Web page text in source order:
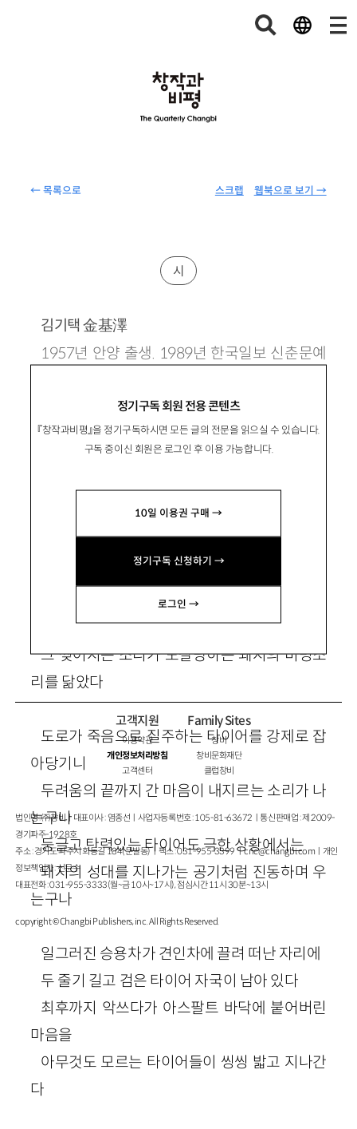
← 목록으로 웹북으로 보기 →
스크랩
정기구독 회원 전용 콘텐츠
『창작과비평』을 정기구독하시면 모든 글의 전문을 읽으실 수 있습니다.
구독 중이신 회원은 로그인 후 이용 가능합니다.
10일 이용권 구매 →
정기구독 신청하기 →
로그인 →
시
김기택 金基澤
1957년 안양 출생. 1989년 한국일보 신춘문예
무원』 등이 있음. muwoosu@kornet.net
타이어
놀라 돌아보니 승용차가 트럭 앞에서 급정거하
그 찢어지는 소리가 도살당하는 돼지의 비명소
리를 닮았다
도로가 죽음으로 질주하는 타이어를 강제로 잡
아당기니
두려움의 끝까지 간 마음이 내지르는 소리가 나
는구나
둥글고 탄력있는 타이어도 극한 상황에서는
돼지의 성대를 지나가는 공기처럼 진동하며 우
는구나
일그러진 승용차가 견인차에 끌려 떠난 자리에
두 줄기 길고 검은 타이어 자국이 남아 있다
최후까지 악쓰다가 아스팔트 바닥에 붙어버린
마음을
아무것도 모르는 타이어들이 씽씽 밟고 지나간
다
고객지원
이용약관
개인정보처리방침
고객센터
Family Sites
창비
창비문화재단
클럽창비
법인명 : ㈜창비ㅣ대표이사 : 염종선ㅣ사업자등록번호 : 105-81-63672ㅣ통신판매업 : 제 2009-
경기파주-1928호
주소 : 경기도 파주시 회동길 184(문발동)ㅣ팩스 : 031-955-3399 ㅣcnc@changbi.com ㅣ개인
정보책임자 : 신문수
대표전화 : 031-955-3333(월~금 10시~17시), 점심시간 11시 30분~13시
copyright © Changbi Publishers, inc. All Rights Reserved.